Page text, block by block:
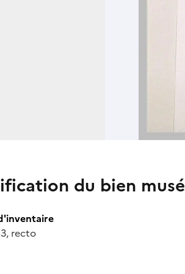
du bien
recto